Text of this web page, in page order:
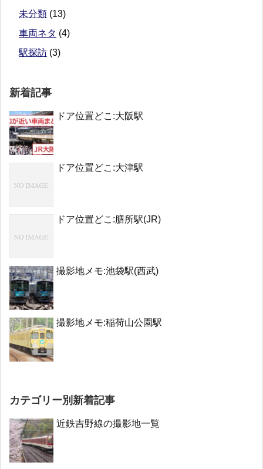
未分類 (13)
車両ネタ (4)
駅探訪 (3)
新着記事
ドア位置どこ:大阪駅
ドア位置どこ:大津駅
ドア位置どこ:膳所駅(JR)
撮影地メモ:池袋駅(西武)
撮影地メモ:稲荷山公園駅
カテゴリー別新着記事
近鉄吉野線の撮影地一覧